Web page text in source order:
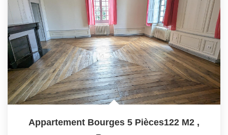
Appartement Bourges 5 Pièces122 M2 ,